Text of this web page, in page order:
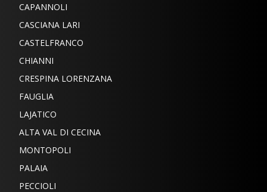
CAPANNOLI
CASCIANA LARI
CASTELFRANCO
CHIANNI
CRESPINA LORENZANA
FAUGLIA
LAJATICO
ALTA VAL DI CECINA
MONTOPOLI
PALAIA
PECCIOLI